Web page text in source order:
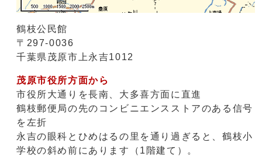
鶴枝公民館
〒297-0036
千葉県茂原市上永吉1012
茂原市役所方面から
市役所大通りを長南、大多喜方面に直進
鶴枝郵便局の先のコンビニエンスストアのある信号
を左折
永吉の眼科とひめはるの里を通り過ぎると、鶴枝小
学校の斜め前にあります（1階建て）。